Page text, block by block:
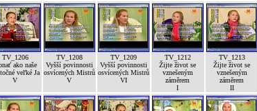
TV_1206
ako naše
veľké Ja
V
TV_1208
Vyšší povinnosti
osvícených Mistrů
V
TV_1209
Vyšší povinnosti
osvícených Mistrů
VI
TV_1212
Žijte život se
vznešeným
záměrem
I
TV_1213
Žijte život se
vznešeným
záměrem
II